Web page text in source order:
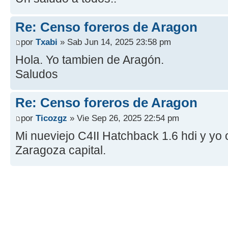
Re: Censo foreros de Aragon
por Txabi » Sab Jun 14, 2025 23:58 pm
Hola. Yo tambien de Aragón.
Saludos
Re: Censo foreros de Aragon
por Ticozgz » Vie Sep 26, 2025 22:54 pm
Mi nueviejo C4II Hatchback 1.6 hdi y yo
Zaragoza capital.